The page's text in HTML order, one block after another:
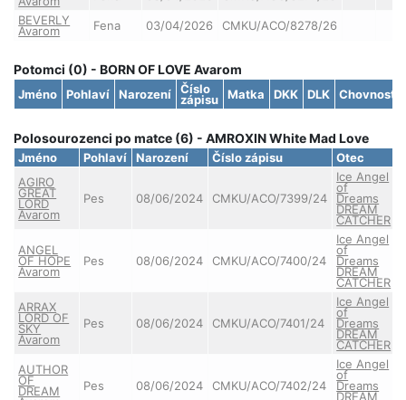
BEVERLY
Avarom Fena 03/04/2026 CMKU/ACO/8278/26
Potomci (0) - BORN OF LOVE Avarom
Jméno Pohlaví Narození Číslo
zápisu Matka DKK DLK Chovnost
Polosourozenci po matce (6) - AMROXIN White Mad Love
Jméno Pohlaví Narození Číslo zápisu Otec
AGIRO
GREAT
LORD
Avarom
Pes 08/06/2024 CMKU/ACO/7399/24
Ice Angel
of
Dreams
DREAM
CATCHER
ANGEL
OF HOPE
Avarom
Pes 08/06/2024 CMKU/ACO/7400/24
Ice Angel
of
Dreams
DREAM
CATCHER
ARRAX
LORD OF
SKY
Avarom
Pes 08/06/2024 CMKU/ACO/7401/24
Ice Angel
of
Dreams
DREAM
CATCHER
AUTHOR
OF
DREAM Pes 08/06/2024 CMKU/ACO/7402/24
Ice Angel
of
Dreams
DREAM